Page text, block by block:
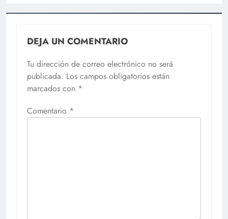
DEJA UN COMENTARIO
Tu dirección de correo electrónico no será
publicada. Los campos obligatorios están
marcados con *
Comentario *